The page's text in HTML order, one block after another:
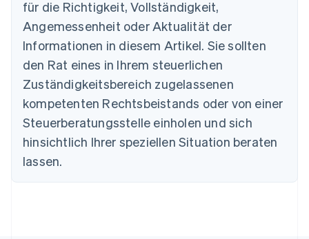
für die Richtigkeit, Vollständigkeit,
Angemessenheit oder Aktualität der
Informationen in diesem Artikel. Sie sollten
den Rat eines in Ihrem steuerlichen
Zuständigkeitsbereich zugelassenen
kompetenten Rechtsbeistands oder von einer
Steuerberatungsstelle einholen und sich
hinsichtlich Ihrer speziellen Situation beraten
lassen.
Bulgarien
English
Dänemark
Deutschland
DeutschEnglish
Estland
English
Festlandchina
简体中文English
English
Frankreich